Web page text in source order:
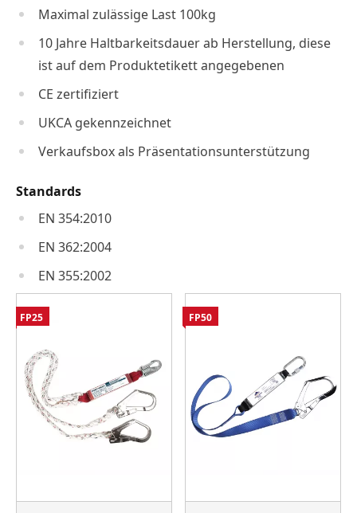
Maximal zulässige Last 100kg
10 Jahre Haltbarkeitsdauer ab Herstellung, diese
ist auf dem Produktetikett angegebenen
CE zertifiziert
UKCA gekennzeichnet
Verkaufsbox als Präsentationsunterstützung
Standards
EN 354:2010
EN 362:2004
EN 355:2002
FP25 FP50